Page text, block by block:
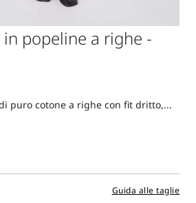
popeline a righe -
puro cotone a righe con fit dritto,...
Guida alle taglie